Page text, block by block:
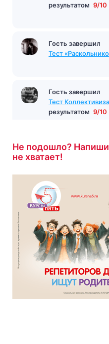
результатом 9/10
результатом 9/10
Не подошло? Напиши
не хватает!